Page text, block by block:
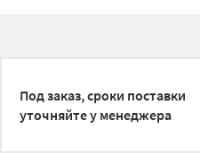
Под заказ, сроки поставки
уточняйте у менеджера